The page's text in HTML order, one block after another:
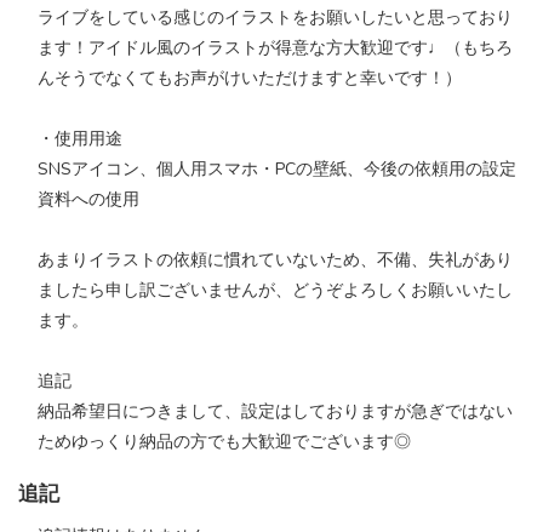
ライブをしている感じのイラストをお願いしたいと思っており
ます！アイドル風のイラストが得意な方大歓迎です♩（もちろ
んそうでなくてもお声がけいただけますと幸いです！）
・使用用途
SNSアイコン、個人用スマホ・PCの壁紙、今後の依頼用の設定
資料への使用
あまりイラストの依頼に慣れていないため、不備、失礼があり
ましたら申し訳ございませんが、どうぞよろしくお願いいたし
ます。
追記
納品希望日につきまして、設定はしておりますが急ぎではない
ためゆっくり納品の方でも大歓迎でございます◎
追記